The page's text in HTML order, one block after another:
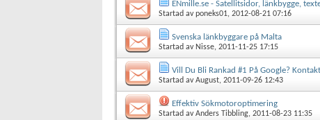
ENmille.se - Satellitsidor, länkbygge,
Startad avponeks01, 2012-08-21 07:16
Svenska länkbyggare på Malta
Startad av Nisse, 2011-11-25 17:15
Vill Du Bli Rankad #1 På Google?
Startad avAugust, 2011-09-26 12:43
Effektiv Sökmotoroptimering
Startad avAnders Tibbling, 2011-08-23 11:35